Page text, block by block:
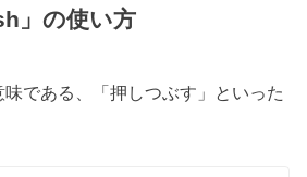
」の使い方
味である、「押しつぶす」といった